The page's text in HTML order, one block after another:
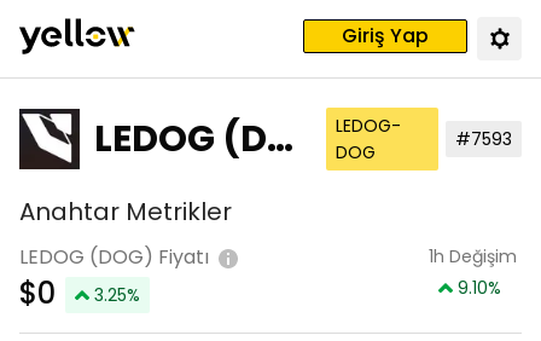
Giriş Yap
LEDOG (DO
LEDOG-
DOG
#7593
Anahtar Metrikler
LEDOG (DOG) Fiyatı
$0 3.25%
1h Değişim
9.10%